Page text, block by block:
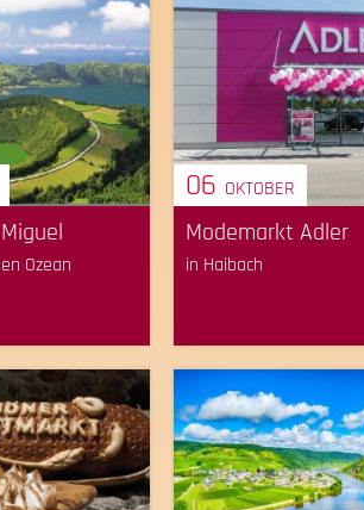
Ozean
06 OKTOBER
Modemarkt Adler
in Haibach